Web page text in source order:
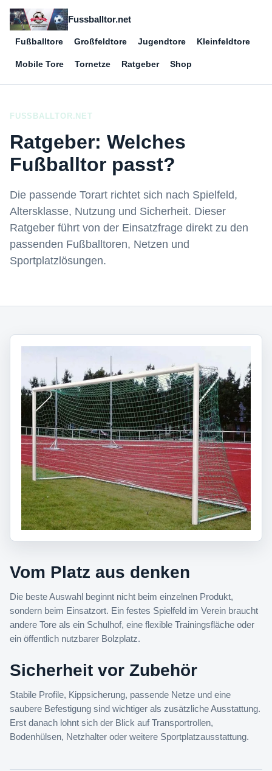
Fussballtor.net
Fußballtore Großfeldtore Jugendtore Kleinfeldtore
Mobile Tore Tornetze Ratgeber Shop
FUSSBALLTOR.NET
Ratgeber: Welches
Fußballtor passt?
Die passende Torart richtet sich nach Spielfeld,
Altersklasse, Nutzung und Sicherheit. Dieser
Ratgeber führt von der Einsatzfrage direkt zu den
passenden Fußballtoren, Netzen und
Sportplatzlösungen.
Vom Platz aus denken
Die beste Auswahl beginnt nicht beim einzelnen Produkt,
sondern beim Einsatzort. Ein festes Spielfeld im Verein braucht
andere Tore als ein Schulhof, eine flexible Trainingsfläche oder
ein öffentlich nutzbarer Bolzplatz.
Sicherheit vor Zubehör
Stabile Profile, Kippsicherung, passende Netze und eine
saubere Befestigung sind wichtiger als zusätzliche Ausstattung.
Erst danach lohnt sich der Blick auf Transportrollen,
Bodenhülsen, Netzhalter oder weitere Sportplatzausstattung.